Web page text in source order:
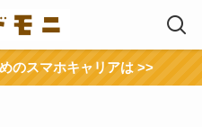
のスマホキャリアは >>